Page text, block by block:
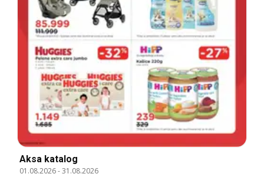
Aksa katalog
01.08.2026-31.08.2026